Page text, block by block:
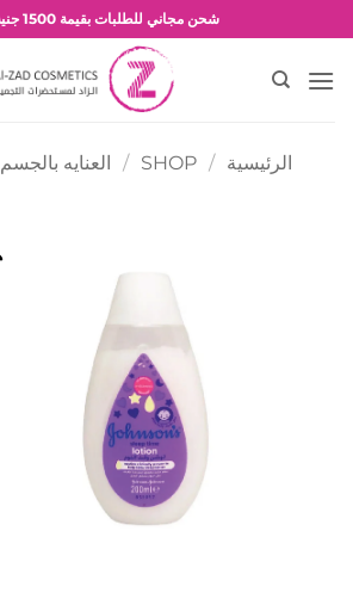
للمحتوى
شحن مجاني للطلبات بقيمة 1500 جنية أو أكثر
عروض وخصومات حصرية
الرئيسية /
SHOP
/ العنايه بالجسم BODY CARE